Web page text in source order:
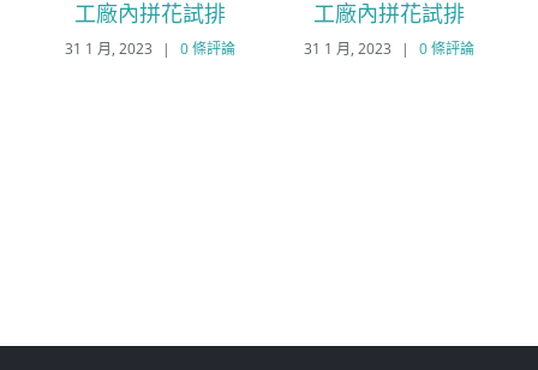
工廠內拼花試排
31 1 月, 2023 | 0 條評論
工廠內拼花試排
31 1 月, 2023 | 0 條評論